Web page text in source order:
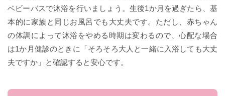
ベビーバスで沐浴を行いましょう。生後1か月を過ぎたら、基
本的に家族と同じお風呂でも大丈夫です。ただし、赤ちゃん
の体調によって沐浴をやめる時期は変わるので、心配な場合
は1か月健診のときに「そろそろ大人と一緒に入浴しても大丈
夫ですか」と確認すると安心です。